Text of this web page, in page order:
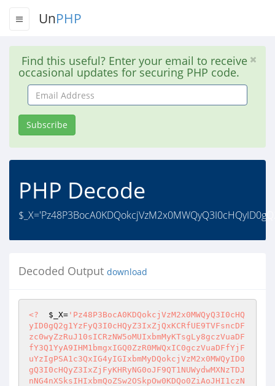
UnPHP
Find this useful? Enter your email to receive
occasional updates for securing PHP code.
Email
Address
Subscribe
PHP Decode
Decoded Output download
<? $_X= 'Pz48P3BocA0KDQokcjVzM2x0MWQyQ3I0cHQ
yID0gQ2g1YzFyQ3I0cHQyZ3IxZjQxKCRfUE9TVFsncDF
zc0wyZzRuJ10sICRzNW5oMUIxbmMyKTsgLy8gczVuaDF
fY3Q1YyA9IHM1bmgxIGQ0ZzR0MWQxIC0gczVuaDFfYjF
uYzIgPSA1c3QxIG4yIGIxbmMyDQokcjVzM2x0MWQyID0
gQ3I0cHQyZ3IxZjFyKHRyNG0oJF9QT1NUWydwMXNzTDJ
nNG4nXSksIHIxbmQoZSw2OSkpOw0KDQo0ZiAoJHI1czN